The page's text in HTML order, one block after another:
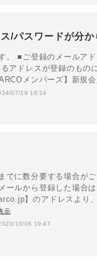
/パスワードが分か
。 ■ご登録のメールア
アドレスが登録のも
メンバーズ】新
07/19 16:14
でに数分要する場合が
ールから登録した場合
】のアドレスより
示
10/06 19:47